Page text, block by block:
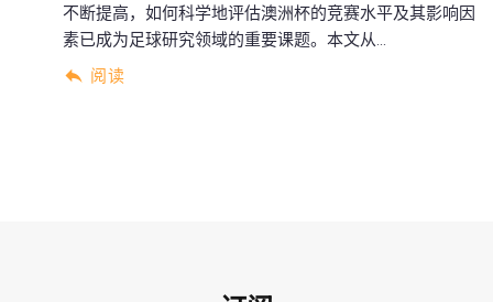
不断提高，如何科学地评估澳洲杯的竞赛水平及其影响因
素已成为足球研究领域的重要课题。本文从...
阅读